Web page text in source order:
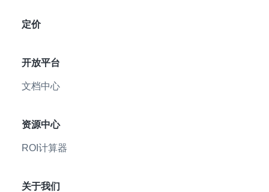
定价
开放平台
文档中心
资源中心
ROI计算器
关于我们